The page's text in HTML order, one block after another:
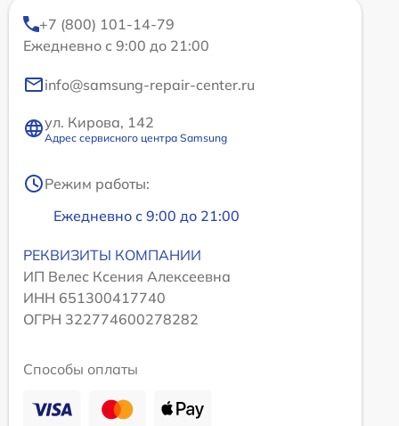
+7 (800) 101-14-79
Ежедневно с 9:00 до 21:00
info@samsung-repair-center.ru
ул. Кирова, 142
Адрес сервисного центра Samsung
Режим работы:
Ежедневно с 9:00 до 21:00
РЕКВИЗИТЫ КОМПАНИИ
ИП Велес Ксения Алексеевна
ИНН 651300417740
ОГРН 322774600278282
Способы оплаты